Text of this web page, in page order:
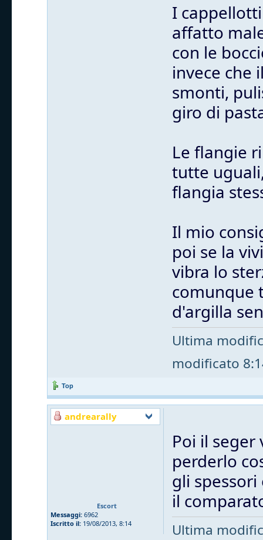
I
affatto
con le
invece che
smonti,
giro di
Le flangie
tutte
flangia
Il mio
poi se la
vibra lo
comunque
d'argilla
Ultima
modificato
Top
andrearally
Escort
Messaggi: 6962
Iscritto il: 19/08/2013, 8:14
Poi il
perderlo
gli
il
Ultima